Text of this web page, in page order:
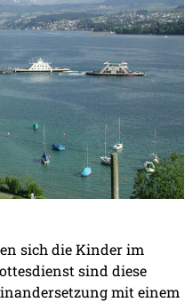
sich die Kinder im
sind diese
mit einem